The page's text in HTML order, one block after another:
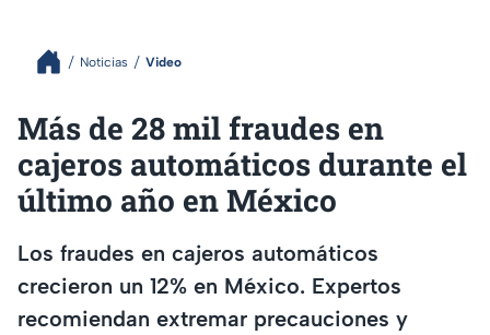
Noticias Video
Más de 28 mil fraudes en
cajeros automáticos durante el
último año en México
Los fraudes en cajeros automáticos
crecieron un 12% en México. Expertos
recomiendan extremar precauciones y